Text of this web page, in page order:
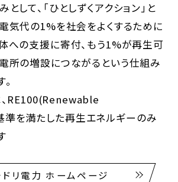
して、「ひとしずくアクション」と
気代の1%を社会をよくするために
への支援に寄付、もう1%が再生可
所の増設につながるという仕組み
RE100(Renewable
を満たした再生エネルギーのみ
ドリ電力 ホームページ